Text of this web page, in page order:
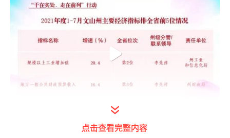
打开今日头条查看完整视频
点击查看完整内容